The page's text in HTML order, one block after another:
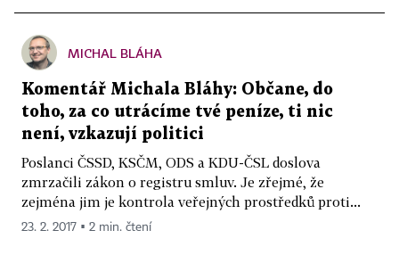
MICHAL BLÁHA
Komentář Michala Bláhy: Občane, do
toho, za co utrácíme tvé peníze, ti nic
není, vzkazují politici
Poslanci ČSSD, KSČM, ODS a KDU-ČSL doslova
zmrzačili zákon o registru smluv. Je zřejmé, že
zejména jim je kontrola veřejných prostředků proti...
23. 2. 2017 ▪ 2 min. čtení